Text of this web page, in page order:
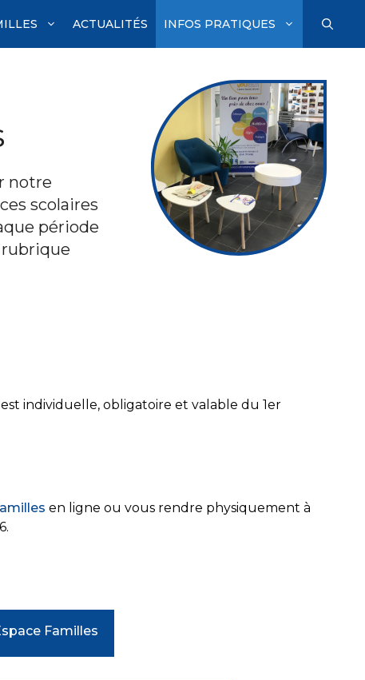
ACTUALITÉS INFOS PRATIQUES
notre
scolaires
période
rubrique
est individuelle, obligatoire et valable du 1er
en ligne ou vous rendre physiquement à
Familles